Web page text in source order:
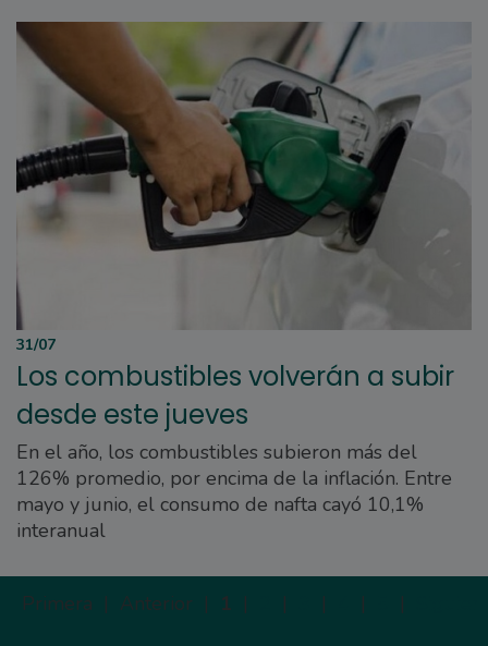
31/07
Los combustibles volverán a subir
desde este jueves
En el año, los combustibles subieron más del
126% promedio, por encima de la inflación. Entre
mayo y junio, el consumo de nafta cayó 10,1%
interanual
Primera | Anterior | 1 | | | | |